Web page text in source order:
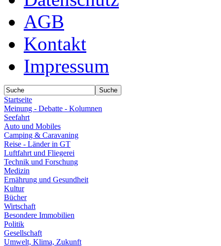
AGB
Kontakt
Impressum
Startseite
Meinung - Debatte - Kolumnen
Seefahrt
Auto und Mobiles
Camping & Caravaning
Reise - Länder in GT
Luftfahrt und Fliegerei
Technik und Forschung
Medizin
Ernährung und Gesundheit
Kultur
Bücher
Wirtschaft
Besondere Immobilien
Politik
Gesellschaft
Umwelt, Klima, Zukunft